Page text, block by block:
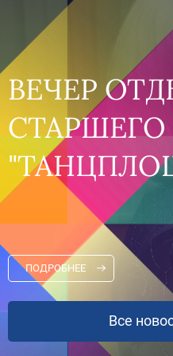
"НА
РАЗГАРЕ!
Все